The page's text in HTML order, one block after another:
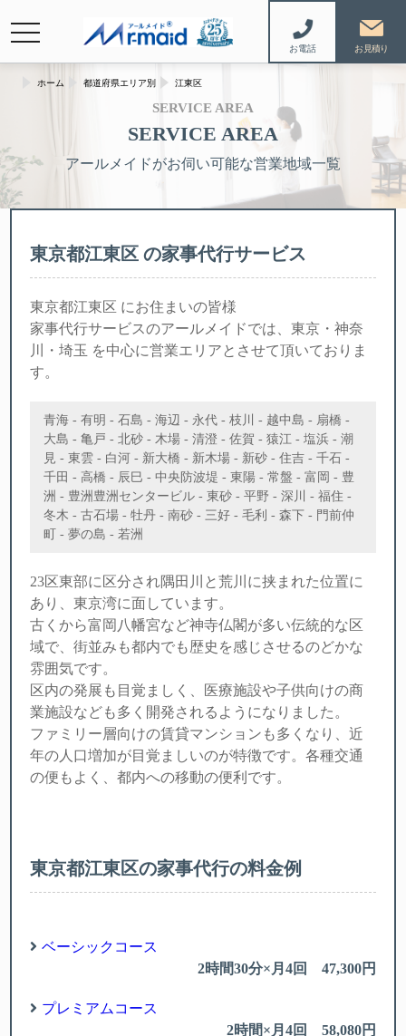
お電話
navigation
SERVICE AREA
SERVICE AREA
アールメイドがお伺い可能な営業地域一覧
ホーム 都道府県エリア別 江東区
東京都江東区 の家事代行サービス
東京都江東区 にお住まいの皆様
家事代行サービスのアールメイドでは、東京・神奈
川・埼玉 を中心に営業エリアとさせて頂いておりま
す。
青海 - 有明 - 石島 - 海辺 - 永代 - 枝川 - 越中島 - 扇橋 -
大島 - 亀戸 - 北砂 - 木場 - 清澄 - 佐賀 - 猿江 - 塩浜 - 潮
見 - 東雲 - 白河 - 新大橋 - 新木場 - 新砂 - 住吉 - 千石 -
千田 - 高橋 - 辰巳 - 中央防波堤 - 東陽 - 常盤 - 富岡 - 豊
洲 - 豊洲豊洲センタービル - 東砂 - 平野 - 深川 - 福住 -
冬木 - 古石場 - 牡丹 - 南砂 - 三好 - 毛利 - 森下 - 門前仲
町 - 夢の島 - 若洲
23区東部に区分され隅田川と荒川に挟まれた位置に
あり、東京湾に面しています。
古くから富岡八幡宮など神寺仏閣が多い伝統的な区
域で、街並みも都内でも歴史を感じさせるのどかな
雰囲気です。
区内の発展も目覚ましく、医療施設や子供向けの商
業施設なども多く開発されるようになりました。
ファミリー層向けの賃貸マンションも多くなり、近
年の人口増加が目覚ましいのが特徴です。各種交通
の便もよく、都内への移動の便利です。
東京都江東区の家事代行の料金例
ベーシックコース
2時間30分×月4回 47,300円
プレミアムコース
2時間×月4回 58,080円